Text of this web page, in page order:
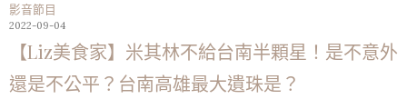
影音節目
2022-09-04
【Liz美食家】米其林不給台南半顆星！是不意外
還是不公平？台南高雄最大遺珠是？